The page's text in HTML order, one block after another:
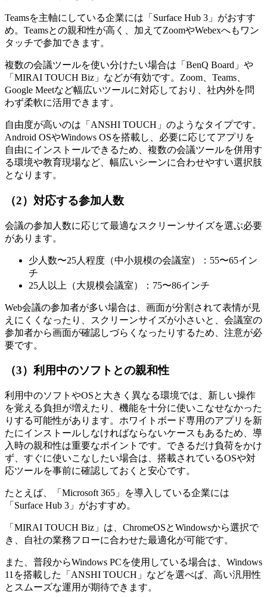
Teamsを主軸にしている企業には「Surface Hub 3」がおすす
め。Teamsとの親和性が高く、加えてZoomやWebexへもワン
タッチで参加できます。
複数の会議ツールを使い分けたい場合は「BenQ Board」や
「MIRAI TOUCH Biz」などが有効です。Zoom、Teams、
Google Meetなど幅広いツールに対応しており、社内外を問
わず柔軟に活用できます。
自由度が高いのは「ANSHI TOUCH」のようなタイプです。
Android OSやWindows OSを搭載し、必要に応じてアプリを
自由にインストールできるため、複数の会議ツールを併用す
る環境や教育現場など、幅広いシーンに合わせやすい選択肢
となります。
（2）対応する参加人数
会議の参加人数に応じて最適なスクリーンサイズを選ぶ必要
があります。
少人数〜25人程度（中小規模の会議室）：55〜65イン
チ
25人以上（大規模会議室）：75〜86インチ
Web会議の参加者が多い場合は、画面が分割されて表情が見
えにくくなったり、スクリーンサイズが小さいと、会議室の
参加者から画面が確認しづらくなったりするため、注意が必
要です。
（3）利用中のソフトとの親和性
利用中のソフトやOSと大きく異なる環境では、新しい操作
を覚える負担が増えたり、機能を十分に使いこなせなかった
りする可能性があります。ホワイトボード専用のアプリを新
たにインストールしなければならないケースもあるため、導
入時の親和性は重要なポイントです。できるだけ負荷をかけ
ず、すぐに使いこなしたい場合は、搭載されているOSや対
応ツールを事前に確認しておくと安心です。
たとえば、「Microsoft 365」を導入している企業には
「Surface Hub 3」がおすすめ。
「MIRAI TOUCH Biz」は、ChromeOSとWindowsから選択で
き、自社の業務フローに合わせた最適化が可能です。
また、普段からWindows PCを使用している場合は、Windows
11を搭載した「ANSHI TOUCH」などを選べば、高い汎用性
とスムーズな運用が期待できます。